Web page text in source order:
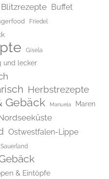
Blitzrezepte Buffet
Friedel
Gisela
und lecker
Herbstrezepte
Gebäck Manuela Maren
Ostwestfalen-Lippe
Sauerland
& Eintöpfe